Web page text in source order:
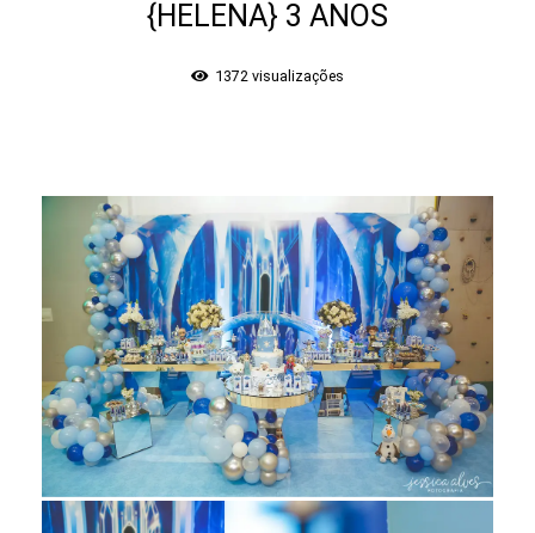
{HELENA} 3 ANOS
1372 visualizações